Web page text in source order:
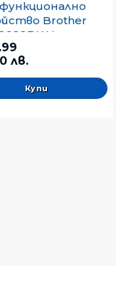
Brother
Laser
лв.